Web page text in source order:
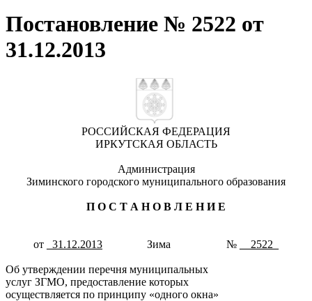
Постановление № 2522 от
31.12.2013
РОССИЙСКАЯ ФЕДЕРАЦИЯ
ИРКУТСКАЯ ОБЛАСТЬ
Администрация
Зиминского городского муниципального образования
П О С Т А Н О В Л Е Н И Е
от _31.12.2013 Зима № __2522_
Об утверждении перечня муниципальных
услуг ЗГМО, предоставление которых
осуществляется по принципу «одного окна»